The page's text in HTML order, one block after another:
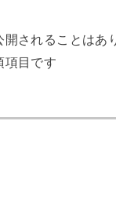
されることはあ
項目です